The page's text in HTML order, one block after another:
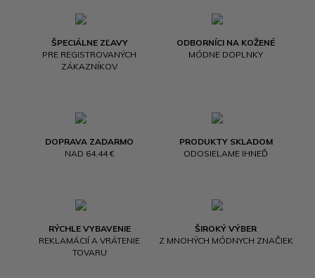
ŠPECIÁLNE ZĽAVY
PRE REGISTROVANÝCH
ZÁKAZNÍKOV
ODBORNÍCI NA KOŽENÉ
MÓDNE DOPLNKY
DOPRAVA ZADARMO
NAD 64.44 €
PRODUKTY SKLADOM
ODOSIELAME IHNEĎ
RÝCHLE VYBAVENIE
REKLAMÁCIÍ A VRÁTENIE
TOVARU
ŠIROKÝ VÝBER
Z MNOHÝCH MÓDNYCH ZNAČIEK